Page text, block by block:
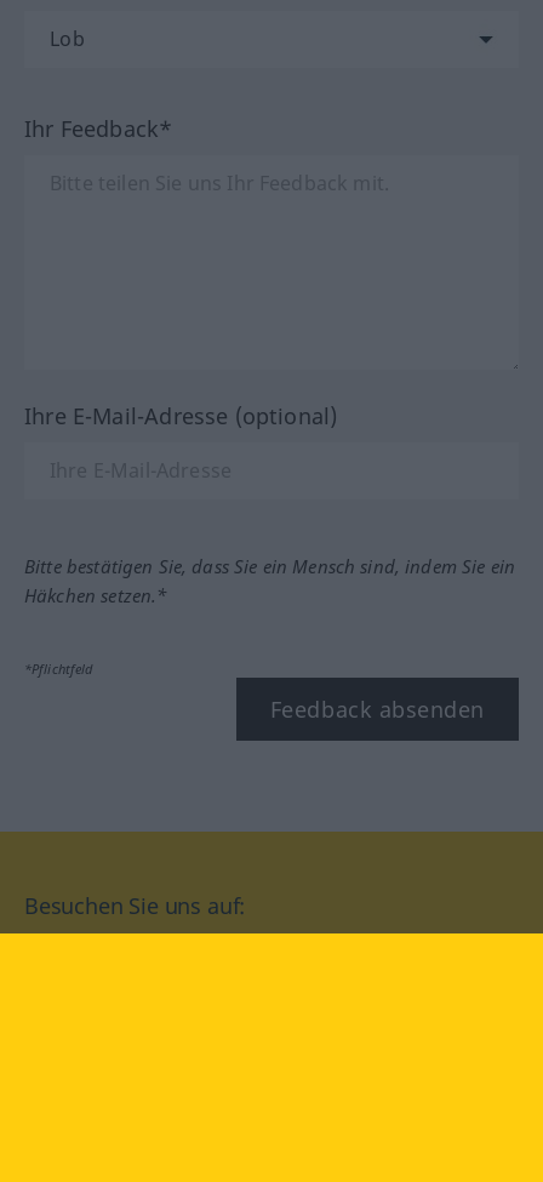
Ihr Feedback*
Ihre E-Mail-Adresse (optional)
Bitte bestätigen Sie, dass Sie ein Mensch sind, indem Sie ein
Häkchen setzen.*
*Pflichtfeld
Feedback absenden
Besuchen Sie uns auf: